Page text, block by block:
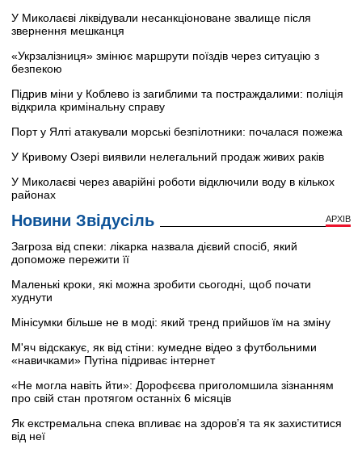
У Миколаєві ліквідували несанкціоноване звалище після
звернення мешканця
«Укрзалізниця» змінює маршрути поїздів через ситуацію з
безпекою
Підрив міни у Коблево із загиблими та постраждалими: поліція
відкрила кримінальну справу
Порт у Ялті атакували морські безпілотники: почалася пожежа
У Кривому Озері виявили нелегальний продаж живих раків
У Миколаєві через аварійні роботи відключили воду в кількох
районах
Новини Звідусіль АРХІВ
Загроза від спеки: лікарка назвала дієвий спосіб, який
допоможе пережити її
Маленькі кроки, які можна зробити сьогодні, щоб почати
худнути
Мінісумки більше не в моді: який тренд прийшов їм на зміну
М'яч відскакує, як від стіни: кумедне відео з футбольними
«навичками» Путіна підриває інтернет
«Не могла навіть йти»: Дорофєєва приголомшила зізнанням
про свій стан протягом останніх 6 місяців
Як екстремальна спека впливає на здоров’я та як захиститися
від неї